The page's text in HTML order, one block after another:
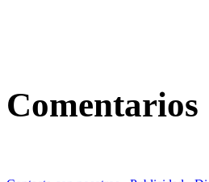
Comentarios